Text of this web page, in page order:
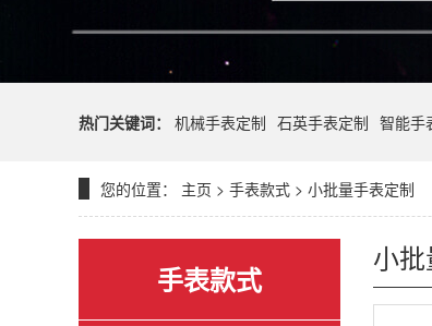
热门关键词： 机械手表定制 石英手表定制 智能手
您的位置： 主页 > 手表款式 > 小批量手表定制
手表款式
小